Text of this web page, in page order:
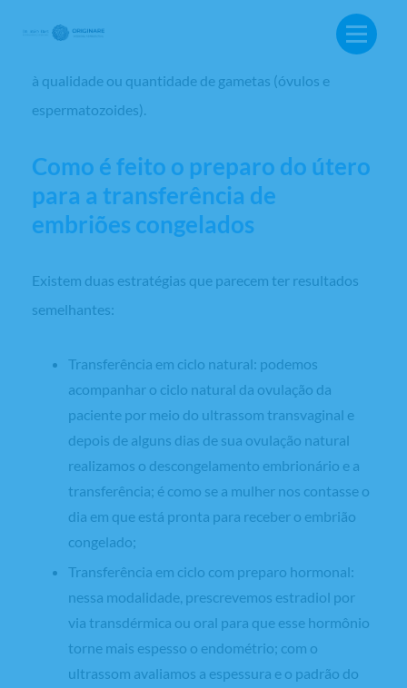
BUSCA:
desejam a gestação independente ou, até mesmo,
casais que possuem fatores de infertilidade associados
à qualidade ou quantidade de gametas (óvulos e
espermatozoides).
Como é feito o preparo do útero
para a transferência de
embriões congelados
Existem duas estratégias que parecem ter resultados
semelhantes:
Transferência em ciclo natural: podemos
acompanhar o ciclo natural da ovulação da
paciente por meio do ultrassom transvaginal e
depois de alguns dias de sua ovulação natural
realizamos o descongelamento embrionário e a
transferência; é como se a mulher nos contasse o
dia em que está pronta para receber o embrião
congelado;
Transferência em ciclo com preparo hormonal:
nessa modalidade, prescrevemos estradiol por
via transdérmica ou oral para que esse hormônio
torne mais espesso o endométrio; com o
ultrassom avaliamos a espessura e o padrão do